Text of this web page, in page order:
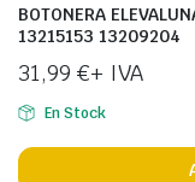
BOTONERA
13215153 13209204
31,99 €+ IVA
En Stock